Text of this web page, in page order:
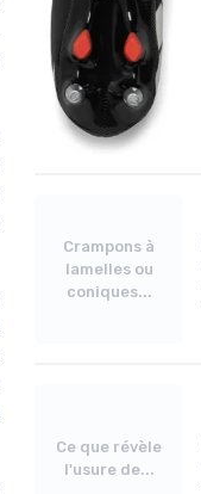
Crampons à
lamelles ou
coniques...
Ce que révèle
l'usure de...